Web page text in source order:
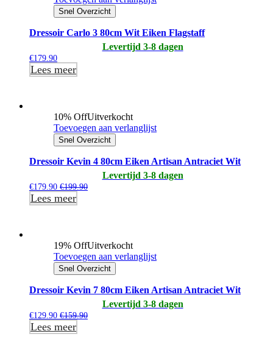
Snel Overzicht
Dressoir Carlo 3 80cm Wit Eiken Flagstaff
Levertijd 3-8 dagen
€179.90
Lees meer
10% OffUitverkocht
Toevoegen aan verlanglijst
Snel Overzicht
Dressoir Kevin 4 80cm Eiken Artisan Antraciet Wit
Levertijd 3-8 dagen
€179.90 €199.90
Lees meer
19% OffUitverkocht
Toevoegen aan verlanglijst
Snel Overzicht
Dressoir Kevin 7 80cm Eiken Artisan Antraciet Wit
Levertijd 3-8 dagen
€129.90 €159.90
Lees meer